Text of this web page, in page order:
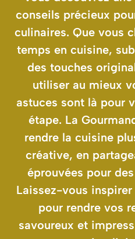
conseils précieux
culinaires. Que vous
temps en cuisine,
des touches
utiliser au mieux
astuces sont là pour
étape. La
rendre la cuisine
créative, en
éprouvées pour
Laissez-vous
pour rendre vos
savoureux et